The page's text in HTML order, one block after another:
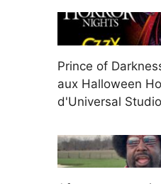
Prince of
aux Halloween
d'Universal